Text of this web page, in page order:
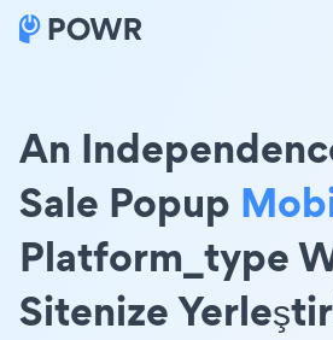
An
Sale Popup
Platform_type
Sitenize